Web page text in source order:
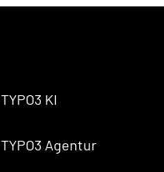
TYPO3 KI
TYPO3 Agentur